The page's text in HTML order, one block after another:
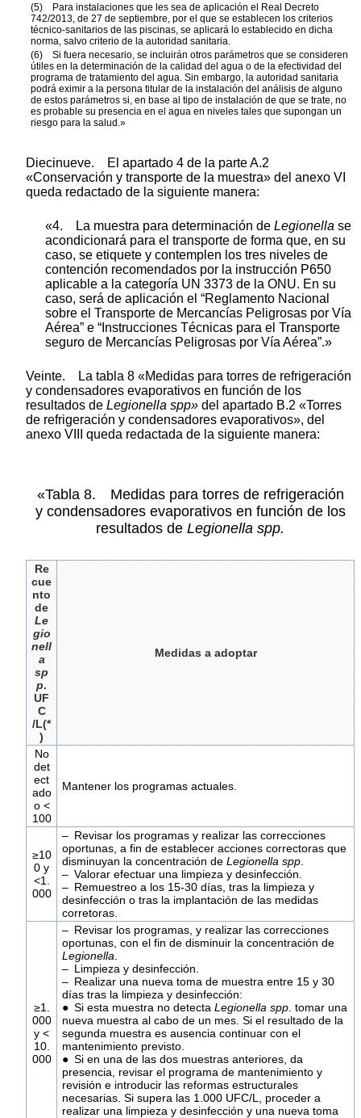
(5) Para instalaciones que les sea de aplicación el Real Decreto
742/2013, de 27 de septiembre, por el que se establecen los criterios
técnico-sanitarios de las piscinas, se aplicará lo establecido en dicha
norma, salvo criterio de la autoridad sanitaria.
(6) Si fuera necesario, se incluirán otros parámetros que se consideren
útiles en la determinación de la calidad del agua o de la efectividad del
programa de tratamiento del agua. Sin embargo, la autoridad sanitaria
podrá eximir a la persona titular de la instalación del análisis de alguno
de estos parámetros si, en base al tipo de instalación de que se trate, no
es probable su presencia en el agua en niveles tales que supongan un
riesgo para la salud.»
Diecinueve. El apartado 4 de la parte A.2
«Conservación y transporte de la muestra» del anexo VI
queda redactado de la siguiente manera:
«4. La muestra para determinación de Legionella se
acondicionará para el transporte de forma que, en su
caso, se etiquete y contemplen los tres niveles de
contención recomendados por la instrucción P650
aplicable a la categoría UN 3373 de la ONU. En su
caso, será de aplicación el “Reglamento Nacional
sobre el Transporte de Mercancías Peligrosas por Vía
Aérea” e “Instrucciones Técnicas para el Transporte
seguro de Mercancías Peligrosas por Vía Aérea”.»
Veinte. La tabla 8 «Medidas para torres de refrigeración
y condensadores evaporativos en función de los
resultados de Legionella spp» del apartado B.2 «Torres
de refrigeración y condensadores evaporativos», del
anexo VIII queda redactada de la siguiente manera:
«Tabla 8. Medidas para torres de refrigeración
y condensadores evaporativos en función de los
resultados de Legionella spp.
Re
cue
nto
de
Le
gio
nell
a
sp
p.
UF
C
/L(*
)
Medidas a adoptar
No
det
ect
ado
o <
100
Mantener los programas actuales.
≥10
0 y
<1.
000
– Revisar los programas y realizar las correcciones
oportunas, a fin de establecer acciones correctoras que
disminuyan la concentración de Legionella spp.
– Valorar efectuar una limpieza y desinfección.
– Remuestreo a los 15-30 días, tras la limpieza y
desinfección o tras la implantación de las medidas
corretoras.
≥1.
000
y <
10.
000
– Revisar los programas, y realizar las correcciones
oportunas, con el fin de disminuir la concentración de
Legionella.
– Limpieza y desinfección.
– Realizar una nueva toma de muestra entre 15 y 30
días tras la limpieza y desinfección:
● Si esta muestra no detecta Legionella spp. tomar una
nueva muestra al cabo de un mes. Si el resultado de la
segunda muestra es ausencia continuar con el
mantenimiento previsto.
● Si en una de las dos muestras anteriores, da
presencia, revisar el programa de mantenimiento y
revisión e introducir las reformas estructurales
necesarias. Si supera las 1.000 UFC/L, proceder a
realizar una limpieza y desinfección y una nueva toma